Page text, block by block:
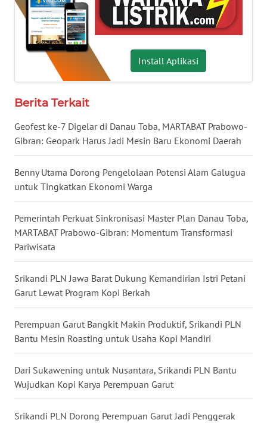
Install Aplikasi
Berita Terkait
Geofest ke-7 Digelar di Danau Toba, MARTABAT Prabowo-
Gibran: Geopark Harus Jadi Mesin Baru Ekonomi Daerah
Benny Utama Dorong Pengelolaan Potensi Alam Galugua
untuk Tingkatkan Ekonomi Warga
Pemerintah Perkuat Sinkronisasi Master Plan Danau Toba,
MARTABAT Prabowo-Gibran: Momentum Transformasi
Pariwisata
Srikandi PLN Jawa Barat Dukung Kemandirian Istri Petani
Garut Lewat Program Kopi Berkah
Perempuan Garut Bangkit Makin Produktif, Srikandi PLN
Bantu Mesin Roasting untuk Usaha Kopi Mandiri
Dari Sukawening untuk Nusantara, Srikandi PLN Bantu
Wujudkan Kopi Karya Perempuan Garut
Srikandi PLN Dorong Perempuan Garut Jadi Penggerak
LAMPUNG
WN
JATENG
WN
NUSANTARA
WN
JOGJA
WN
JATIM
WN
BALI
WN
KALBAR
WN